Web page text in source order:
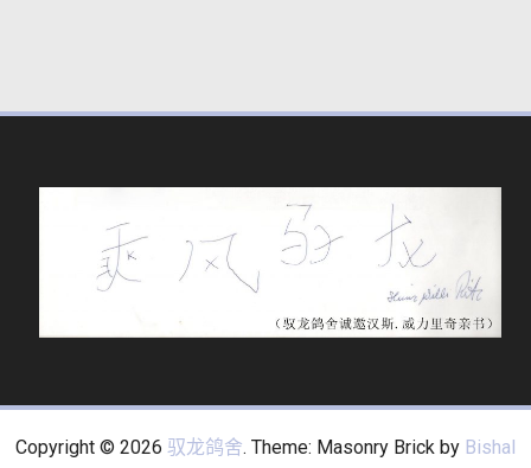
Copyright © 2026 驭龙鸽舍. Theme: Masonry Brick by Bishal